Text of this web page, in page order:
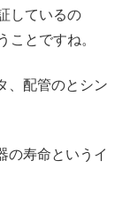
しているの
ことですね。
、配管のとシン
の寿命というイ